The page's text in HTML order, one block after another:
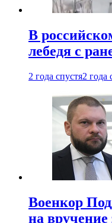
В
лебедя с
2 года спустя2 года
Военкор
на вручение